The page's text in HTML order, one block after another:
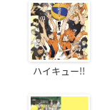
ハイキュー!!